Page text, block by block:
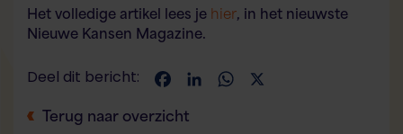
Het volledige artikel lees je hier, in het nieuwste
Nieuwe Kansen Magazine.
Deel dit bericht: FacebookLinkedInWhatsApp
Terug naar overzicht